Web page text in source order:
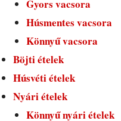
Gyors vacsora
Húsmentes vacsora
Könnyű vacsora
Böjti ételek
Húsvéti ételek
Nyári ételek
Könnyű nyári ételek